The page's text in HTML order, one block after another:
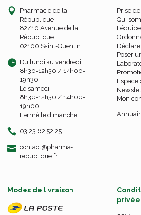
Pharmacie de la
République
82/10 Avenue de la
République
02100 Saint-Quentin
Du lundi au vendredi
8h30-12h30 / 14h00-
19h30
Le samedi
8h30-12h30 / 14h00-
19h00
Fermé le dimanche
03 23 62 52 25
contact-
@-
pharma-
republique.fr
Prise
Qui
Poser
Espace
Mon
Modes de livraison
privée